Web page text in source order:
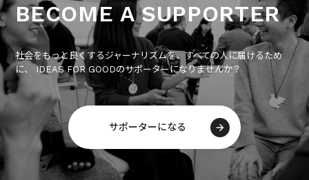
BECOME A SUPPORTER
社会をもっと良くするジャーナリズムを、すべての人に届けるため
に、 IDEAS FOR GOODのサポーターになりませんか？
サポーターになる